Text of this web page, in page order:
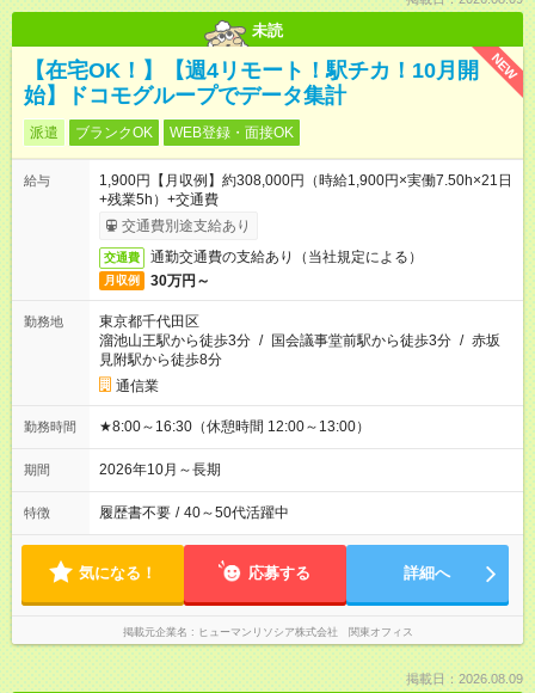
未読
NEW
【在宅OK！】【週4リモート！駅チカ！10月開
始】ドコモグループでデータ集計
派遣 ブランクOK WEB登録・面接OK
給与
1,900円【月収例】約308,000円（時給1,900円×実働7.50h×21日
+残業5h）+交通費
交通費別途支給あり
交通費 通勤交通費の支給あり（当社規定による）
月収例 30万円～
勤務地
東京都千代田区
溜池山王駅から徒歩3分 / 国会議事堂前駅から徒歩3分 / 赤坂
見附駅から徒歩8分
通信業
勤務時間 ★8:00～16:30（休憩時間 12:00～13:00）
期間 2026年10月～長期
特徴 履歴書不要 / 40～50代活躍中
気になる！ 応募する 詳細へ
掲載元企業名 ヒューマンリソシア株式会社 関東オフィス
掲載日：2026.08.09